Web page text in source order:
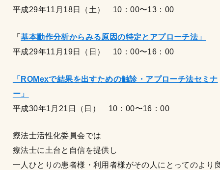
平成29年11月18日（土） 10：00〜13：00
「基本動作分析からみる原因の特定とアプローチ法」
平成29年11月19日（日） 10：00〜16：00
「ROMexで結果を出すための触診・アプローチ法セミナ
ー」
平成30年1月21日（日） 10：00〜16：00
療法士活性化委員会では
療法士に土台と自信を提供し
一人ひとりの患者様・利用者様がその人にとってのより